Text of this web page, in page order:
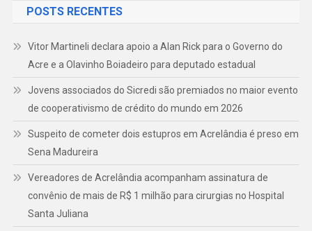
POSTS RECENTES
Vitor Martineli declara apoio a Alan Rick para o Governo do
Acre e a Olavinho Boiadeiro para deputado estadual
Jovens associados do Sicredi são premiados no maior evento
de cooperativismo de crédito do mundo em 2026
Suspeito de cometer dois estupros em Acrelândia é preso em
Sena Madureira
Vereadores de Acrelândia acompanham assinatura de
convênio de mais de R$ 1 milhão para cirurgias no Hospital
Santa Juliana